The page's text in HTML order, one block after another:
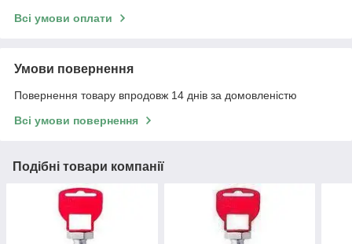
Всі умови оплати
Умови повернення
Повернення товару впродовж 14 днів за домовленістю
Всі умови повернення
Подібні товари компанії